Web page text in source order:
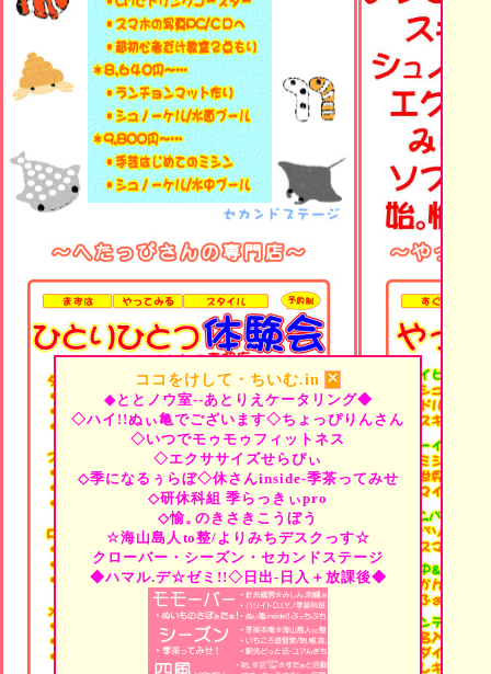
ココをけして・ちいむ.in ×
◆ととノウ室--あとりえケータリング◆
◇ハイ!!ぬぃ亀でございます◇ちょっぴりんさん
◇いつでモゥモゥフィットネス
◇エクササイズせらぴぃ
◇季になるぅらぼ◇休さんinside-季茶ってみせ
◇研休科組 季らっきぃpro
◇愉。のきさきこうぼう
☆海山島人 to整/よりみちデスクっす☆
クローバー・シーズン・セカンドステージ
◆ハマル.デ☆ゼミ!!◇日出-日入＋放課後◆